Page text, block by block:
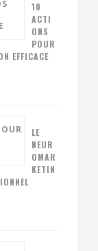
10
ACTI
ONS
POUR
EFFICACE
LE
NEUR
OMAR
KETIN